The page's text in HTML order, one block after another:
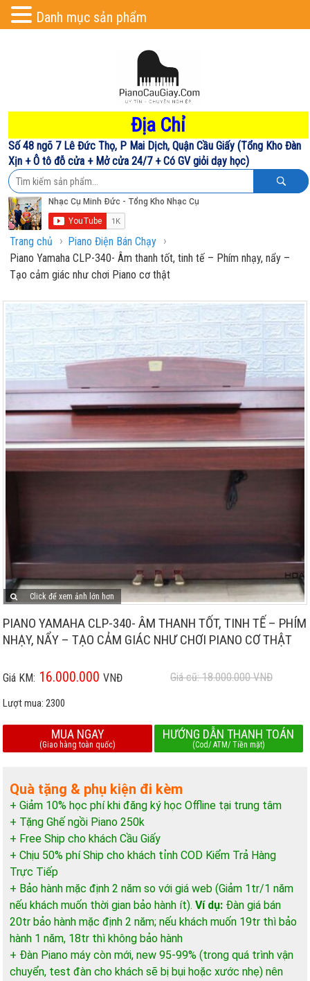
Địa Chỉ
Số 48 ngõ 7 Lê Đức Thọ, P Mai Dịch, Quận Cầu Giấy (Tổng Kho Đàn
Xịn + Ô tô đỗ cửa + Mở cửa 24/7 + Có GV giỏi dạy học)
Trang chủ › Piano Điện Bán Chạy ›
Piano Yamaha CLP-340- Âm thanh tốt, tinh tế – Phím nhạy, nẩy –
Tạo cảm giác như chơi Piano cơ thật
Click để xem ảnh lớn hơn
PIANO YAMAHA CLP-340- ÂM THANH TỐT, TINH TẾ – PHÍM
NHẠY, NẨY – TẠO CẢM GIÁC NHƯ CHƠI PIANO CƠ THẬT
Giá KM: 16.000.000VNĐ Giá cũ: 18.000.000VNĐ
Lượt mua:2300
MUA NGAY
(Giao hàng toàn quốc)
HƯỚNG DẪN THANH TOÁN
(Cod/ ATM/ Tiền mặt)
Quà tặng & phụ kiện đi kèm
+ Giảm 10% học phí khi đăng ký học Offline tại trung tâm
+ Tặng Ghế ngồi Piano 250k
+ Free Ship cho khách Cầu Giấy
+ Chịu 50% phí Ship cho khách tỉnh COD Kiểm Trả Hàng
Trực Tiếp
+ Bảo hành mặc định 2 năm so với giá web (Giảm 1tr/1 năm
nếu khách muốn thời gian bảo hành ít).Ví dụ: Đàn giá bán
20tr bảo hành mặc định 2 năm; nếu khách muốn 19tr thì bảo
hành 1 năm, 18tr thì không bảo hành
+ Đàn Piano máy còn mới, new 95-99% (trong quá trình vận
chuyển, test đàn cho khách sẽ bị bụi hoặc xước nhẹ) nên
Danh mục sản phẩm